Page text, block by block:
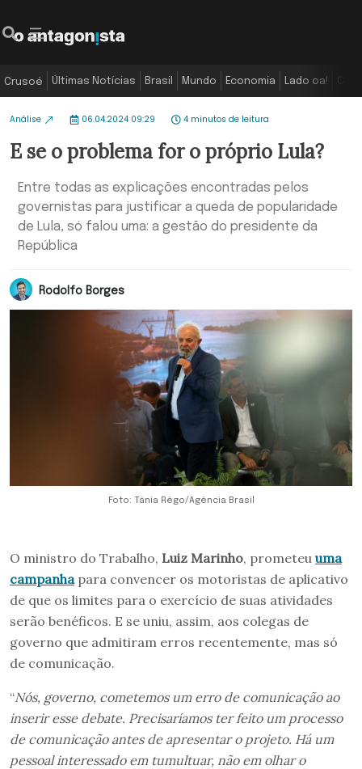
Crusoé Últimas Notícias Brasil Mundo Economia Lado oa!
Análise 06.04.2024 09:29 4 minutos de leitura
E se o problema for o próprio Lula?
Entre todas as explicações encontradas pelos
governistas para justificar a queda de popularidade
de Lula, só falou uma: a gestão do presidente da
República
Rodolfo Borges
Foto: Tânia Rêgo/Agência Brasil
O ministro do Trabalho, Luiz Marinho, prometeu uma
campanha para convencer os motoristas de aplicativo
de que os limites para o exercício de suas atividades
serão benéficos. E se uniu, assim, aos colegas de
governo que admitiram erros recentemente, mas só
de comunicação.
“Nós, governo, cometemos um erro de comunicação ao
inserir esse debate. Precisaríamos ter feito um processo
de comunicação antes de apresentar o projeto. Há um
pessoal interessado em tumultuar, não em olhar o